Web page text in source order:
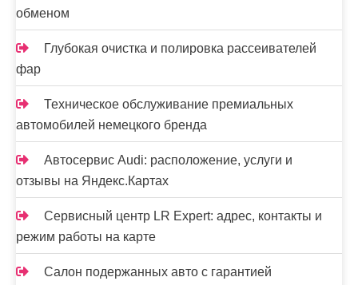
обменом
Глубокая очистка и полировка рассеивателей
фар
Техническое обслуживание премиальных
автомобилей немецкого бренда
Автосервис Audi: расположение, услуги и
отзывы на Яндекс.Картах
Сервисный центр LR Expert: адрес, контакты и
режим работы на карте
Салон подержанных авто с гарантией